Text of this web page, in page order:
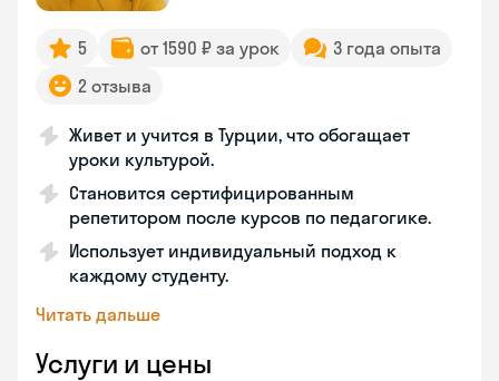
5 от 1590 ₽ за урок
3 года опыта
2 отзыва
Живет и учится в Турции, что обогащает
уроки культурой.
Становится сертифицированным
репетитором после курсов по педагогике.
Использует индивидуальный подход к
каждому студенту.
Читать дальше
Услуги и цены